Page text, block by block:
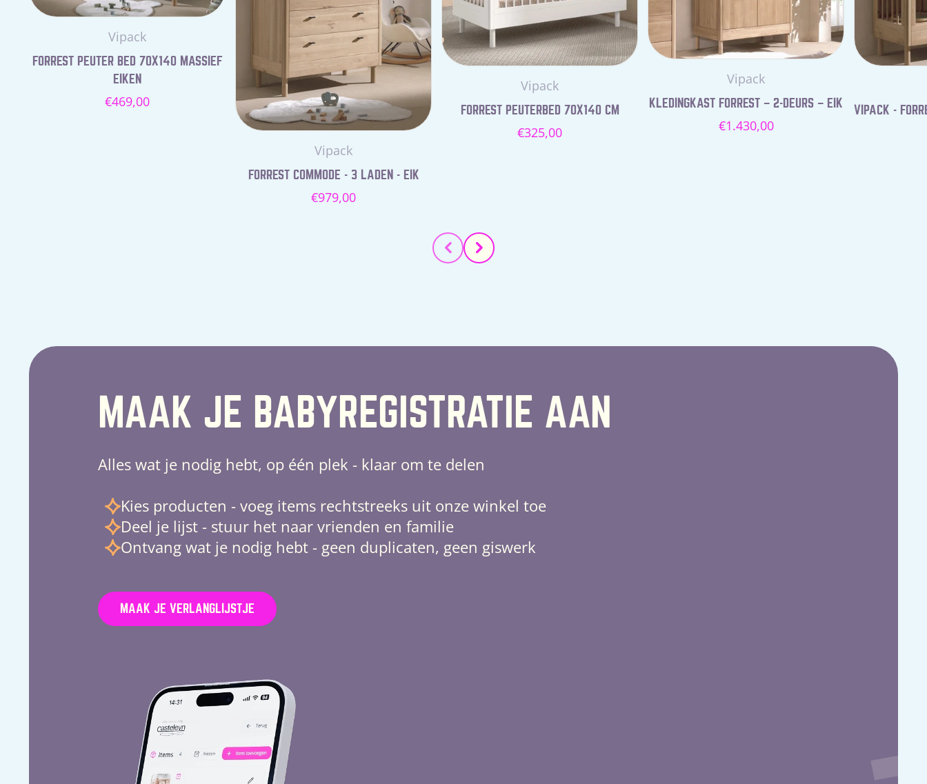
Leverancier:
Vipack
FORREST PEUTER BED 70X140 MASSIEF
EIKEN
Normale
€469,00
Leverancier:
Vipack
FORREST COMMODE - 3 LADEN - EIK
Normale
€979,00
Leverancier:
Vipack
FORREST PEUTERBED 70X140 CM
Normale
€325,00
Leverancier:
Vipack
KLEDINGKAST FORREST – 2-DEURS – EIK
Normale
€1.430,00
VIPACK -
MAAK JE BABYREGISTRATIE AAN
Alles wat je nodig hebt, op één plek - klaar om te delen
Kies producten - voeg items rechtstreeks uit onze winkel toe
Deel je lijst - stuur het naar vrienden en familie
Ontvang wat je nodig hebt - geen duplicaten, geen giswerk
MAAK JE VERLANGLIJSTJE